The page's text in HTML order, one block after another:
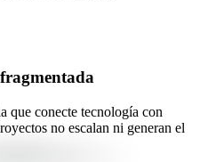
que conecte tecnología con
no escalan ni generan el